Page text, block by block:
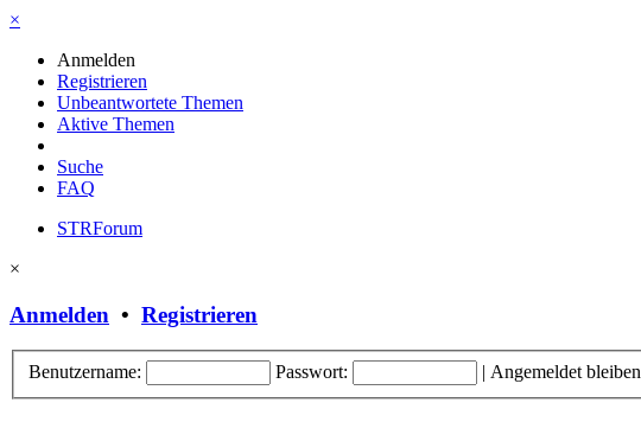
×
Anmelden
Registrieren
Unbeantwortete Themen
Aktive Themen
Suche
FAQ
STRForum
×
Anmelden • Registrieren
Benutzername: Passwort: | Angemeldet bleiben